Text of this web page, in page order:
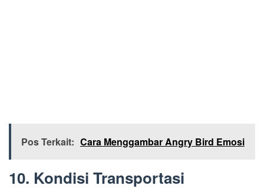
Pos Terkait: Cara Menggambar Angry Bird Emosi
10. Kondisi Transportasi